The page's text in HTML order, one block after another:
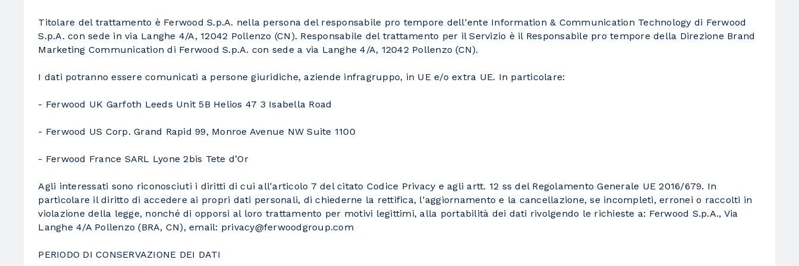
Titolare del trattamento è Ferwood S.p.A. nella persona del responsabile pro tempore dell'ente Information & Communication Technology di Ferwood
S.p.A. con sede in via Langhe 4/A, 12042 Pollenzo (CN). Responsabile del trattamento per il Servizio è il Responsabile pro tempore della Direzione Brand
Marketing Communication di Ferwood S.p.A. con sede a via Langhe 4/A, 12042 Pollenzo (CN).
I dati potranno essere comunicati a persone giuridiche, aziende infragruppo, in UE e/o extra UE. In particolare:
- Ferwood UK Garfoth Leeds Unit 5B Helios 47 3 Isabella Road
- Ferwood US Corp. Grand Rapid 99, Monroe Avenue NW Suite 1100
- Ferwood France SARL Lyone 2bis Tete d’Or
Agli interessati sono riconosciuti i diritti di cui all'articolo 7 del citato Codice Privacy e agli artt. 12 ss del Regolamento Generale UE 2016/679. In
particolare il diritto di accedere ai propri dati personali, di chiederne la rettifica, l'aggiornamento e la cancellazione, se incompleti, erronei o raccolti in
violazione della legge, nonché di opporsi al loro trattamento per motivi legittimi, alla portabilità dei dati rivolgendo le richieste a: Ferwood S.p.A., Via
Langhe 4/A Pollenzo (BRA, CN), email: privacy@ferwoodgroup.com
PERIODO DI CONSERVAZIONE DEI DATI